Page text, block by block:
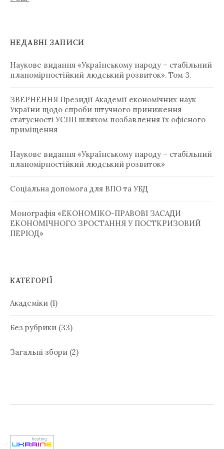
НЕДАВНІ ЗАПИСИ
Наукове видання «Українському народу – стабільний
планомірностійкий людський розвиток». Том 3.
ЗВЕРНЕННЯ Президії Академії економічних наук
України щодо спроби штучного приниження
статусності УСПП шляхом позбавлення їх офісного
приміщення
Наукове видання «Українському народу – стабільний
планомірностійкий людський розвиток»
Соціальна допомога для ВПО та УБД ­
Монографія «ЕКОНОМІКО-ПРАВОВІ ЗАСАДИ
ЕКОНОМІЧНОГО ЗРОСТАННЯ У ПОСТКРИЗОВИЙ
ПЕРІОД»
КАТЕГОРІЇ
Академіки (1)
Без рубрики (33)
Загальні збори (2)